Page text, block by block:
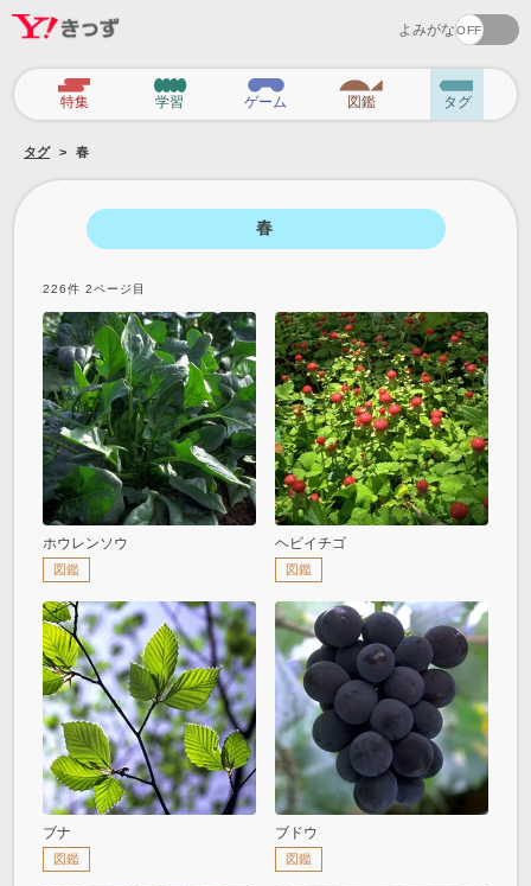
よみがな
カ
テ
ゴ
リ
特集 学習 ゲーム 図鑑 タグ
タグ 春
春
226件 2ページ目
ホウレンソウ
図鑑
ヘビイチゴ
図鑑
ブナ
図鑑
ブドウ
図鑑